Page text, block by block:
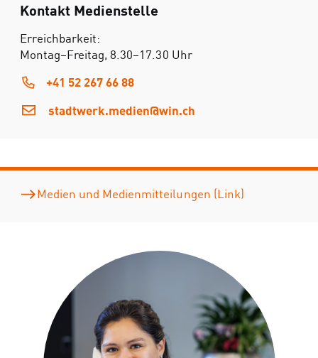
Kontakt Medienstelle
Erreichbarkeit:
Montag–Freitag, 8.30–17.30 Uhr
+41 52 267 66 88
stadtwerk.medien@win.ch
Medien und Medienmitteilungen (Link)